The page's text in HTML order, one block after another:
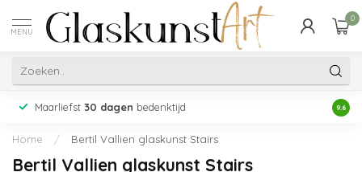
MENU
0
Maarliefst 30 dagen bedenktijd 9.6
Home / Bertil Vallien glaskunst Stairs
Bertil Vallien glaskunst Stairs